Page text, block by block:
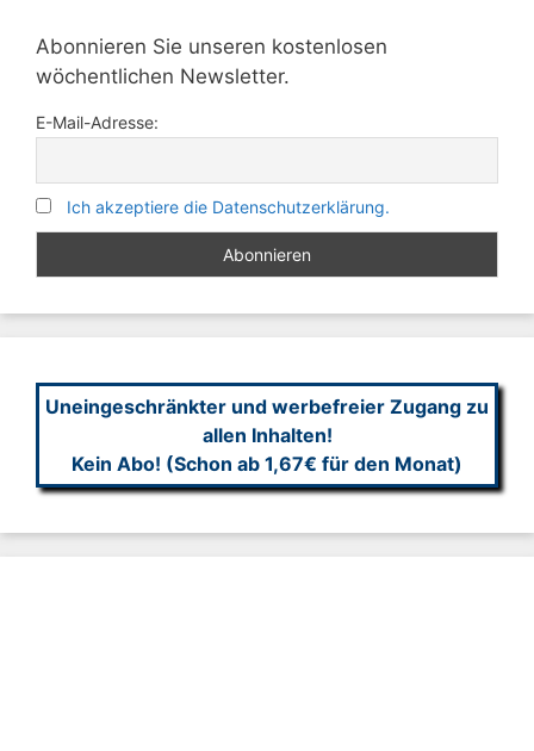
Abonnieren Sie unseren kostenlosen
wöchentlichen Newsletter.
E-Mail-Adresse:
Ich akzeptiere die Datenschutzerklärung.
Uneingeschränkter und werbefreier Zugang zu
allen Inhalten!
Kein Abo! (Schon ab 1,67€ für den Monat)